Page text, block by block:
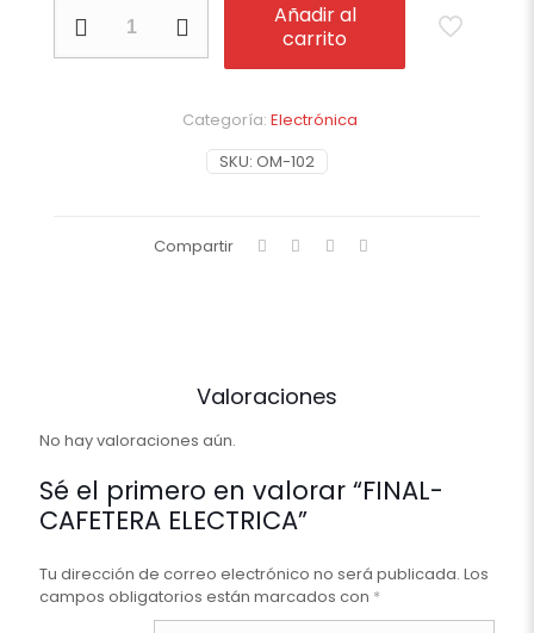
CAFETERA
ELECTRICA
Añadir al
carrito
SKU: OM-102
Categoría: Electrónica
Compartir
Valoraciones
No hay valoraciones aún.
Sé el primero en valorar “FINAL-
CAFETERA ELECTRICA”
Tu dirección de correo electrónico no será publicada. Los
campos obligatorios están marcados con *